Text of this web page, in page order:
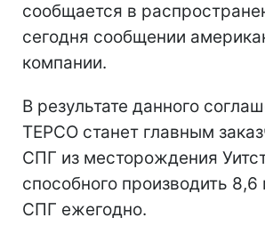
сообщается в
сегодня сообщении
компании.
В результате данного
TEPCO станет главным
СПГ из месторождения
способного производить 8,6
СПГ ежегодно.